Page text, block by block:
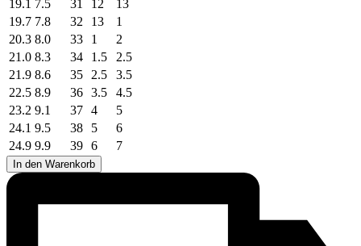
19.1 7.5 31 12
13
19.7 7.8 32 13
1
20.3 8.0 33 1
2
21.0 8.3 34 1.5
2.5
21.9 8.6 35 2.5
3.5
22.5 8.9 36 3.5
4.5
23.2 9.1 37 4
5
24.1 9.5 38 5
6
24.9 9.9 39 6 7
In den Warenkorb